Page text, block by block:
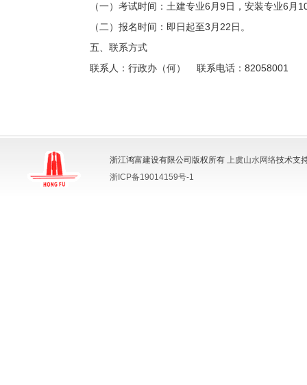
（一）考试时间：土建专业6月9日，安装专业6月
（二）报名时间：即日起至3月22日。
五、联系方式
联系人：行政办（何） 联系电话：82058001
浙江鸿富建设有限公司版权所有 上虞山水网络技术支
浙ICP备19014159号-1